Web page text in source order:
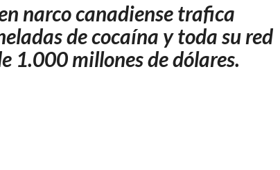
CON
EL
CHAPO
GUZMÁN
narco canadiense trafica
de cocaína y toda su red
1.000 millones de dólares.